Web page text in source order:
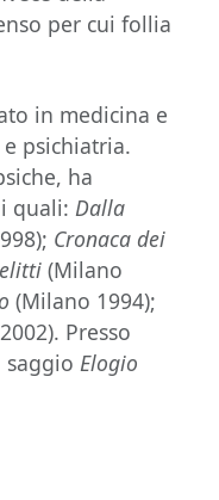
per cui follia
in medicina e
psichiatria.
ha
quali: Dalla
Cronaca dei
(Milano
(Milano 1994);
Presso
saggio Elogio